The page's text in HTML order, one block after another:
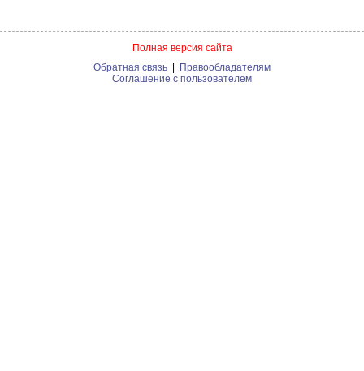
Полная версия сайта
Обратная связь
Правообладателям
Соглашение с пользователем